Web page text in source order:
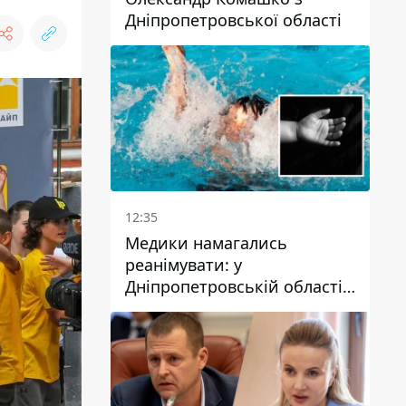
Дніпропетровської області
12:35
Медики намагались
реанімувати: у
Дніпропетровській області
дворічний хлопчик потонув
у басейні